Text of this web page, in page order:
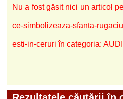
Nu a fost găsit nici un articol
ce-simbolizeaza-sfanta-
esti-in-ceruri în categoria: